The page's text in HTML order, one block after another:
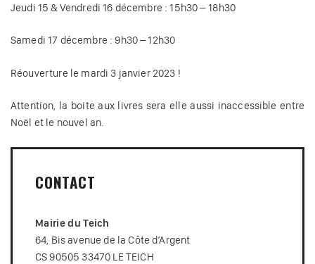
Jeudi 15 & Vendredi 16 décembre : 15h30 – 18h30
Samedi 17 décembre : 9h30 – 12h30
Réouverture le mardi 3 janvier 2023 !
Attention, la boite aux livres sera elle aussi inaccessible entre
Noël et le nouvel an.
CONTACT
Mairie du Teich
64, Bis avenue de la Côte d’Argent
CS 90505 33470 LE TEICH